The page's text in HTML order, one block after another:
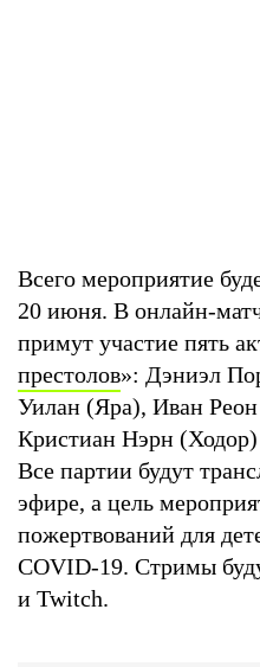
Всего мероприятие
20 июня. В онлайн-
примут участие пять
престолов»: Дэниэл
Уилан (Яра), Иван
Кристиан Нэрн
Все партии будут
эфире, а цель
пожертвований для
COVID-19. Стримы
и Twitch.